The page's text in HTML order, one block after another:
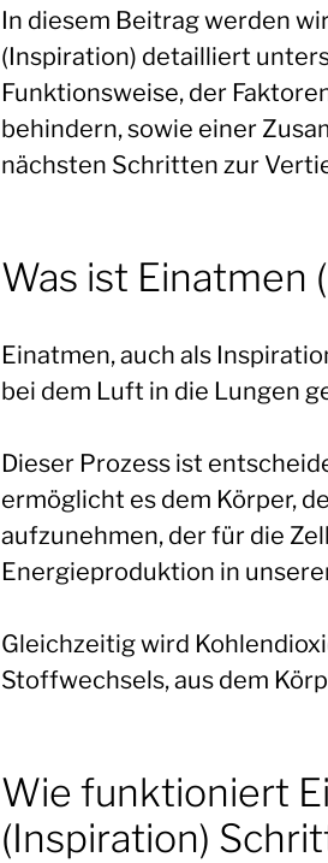
In diesem Beitrag werden
(Inspiration) detailliert
Funktionsweise, der
behindern, sowie einer
nächsten Schritten zur
Was ist Einatmen
Einatmen, auch als
bei dem Luft in die Lungen
Dieser Prozess ist
ermöglicht es dem Körper,
aufzunehmen, der für die
Energieproduktion in
Gleichzeitig wird
Stoffwechsels, aus dem
Wie funktioniert
(Inspiration)